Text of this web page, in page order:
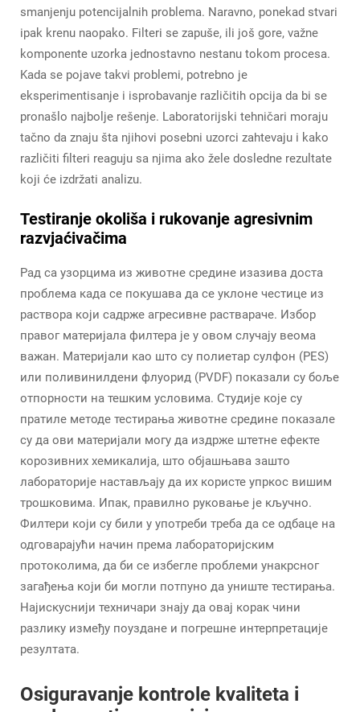
smanjenju potencijalnih problema. Naravno, ponekad stvari
ipak krenu naopako. Filteri se zapuše, ili još gore, važne
komponente uzorka jednostavno nestanu tokom procesa.
Kada se pojave takvi problemi, potrebno je
eksperimentisanje i isprobavanje različitih opcija da bi se
pronašlo najbolje rešenje. Laboratorijski tehničari moraju
tačno da znaju šta njihovi posebni uzorci zahtevaju i kako
različiti filteri reaguju sa njima ako žele dosledne rezultate
koji će izdržati analizu.
Testiranje okoliša i rukovanje agresivnim
razvjaćivačima
Рад са узорцима из животне средине изазива доста
проблема када се покушава да се уклоне честице из
раствора који садрже агресивне раствараче. Избор
правог материјала филтера је у овом случају веома
важан. Материјали као што су полиетар сулфон (PES)
или поливинилдени флуорид (PVDF) показали су боље
отпорности на тешким условима. Студије које су
пратиле методе тестирања животне средине показале
су да ови материјали могу да издрже штетне ефекте
корозивних хемикалија, што објашњава зашто
лабораторије настављају да их користе упркос вишим
трошковима. Ипак, правилно руковање је кључно.
Филтери који су били у употреби треба да се одбаце на
одговарајући начин према лабораторијским
протоколима, да би се избегле проблеми унакрсног
загађења који би могли потпуно да униште тестирања.
Најискуснији техничари знају да овај корак чини
разлику између поуздане и погрешне интерпретације
резултата.
Osiguravanje kontrole kvaliteta i